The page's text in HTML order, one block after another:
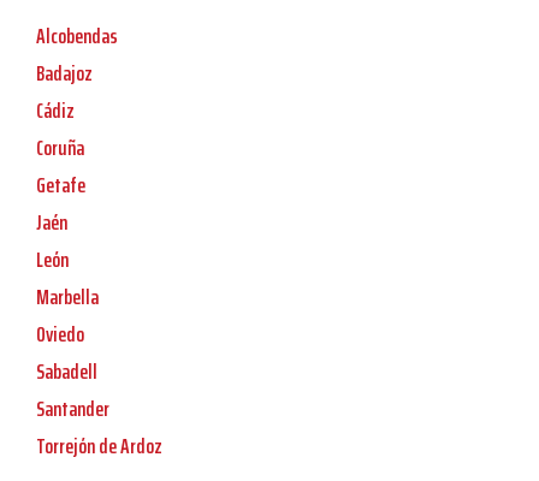
Alcobendas
Badajoz
Cádiz
Coruña
Getafe
Jaén
León
Marbella
Oviedo
Sabadell
Santander
Torrejón de Ardoz